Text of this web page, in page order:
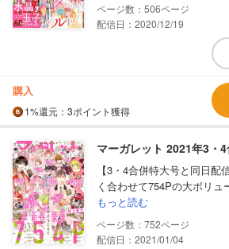
506
配信日：2020/12/19
購入
1%還元 ：3ポイント獲得
マーガレット 2021年3・
【3・4合併特大号と同日
く合わせて754Pの大ボリ
もっと読む
752
配信日：2021/01/04